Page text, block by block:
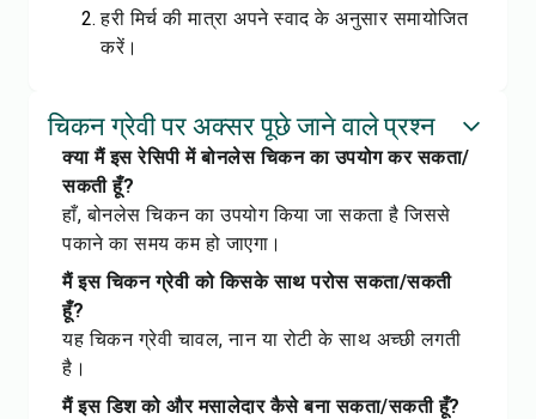
हरी मिर्च की मात्रा अपने स्वाद के अनुसार समायोजित
करें।
चिकन ग्रेवी पर अक्सर पूछे जाने वाले प्रश्न
क्या मैं इस रेसिपी में बोनलेस चिकन का उपयोग कर सकता/
सकती हूँ?
हाँ, बोनलेस चिकन का उपयोग किया जा सकता है जिससे
पकाने का समय कम हो जाएगा।
मैं इस चिकन ग्रेवी को किसके साथ परोस सकता/सकती
हूँ?
यह चिकन ग्रेवी चावल, नान या रोटी के साथ अच्छी लगती
है।
मैं इस डिश को और मसालेदार कैसे बना सकता/सकती हूँ?